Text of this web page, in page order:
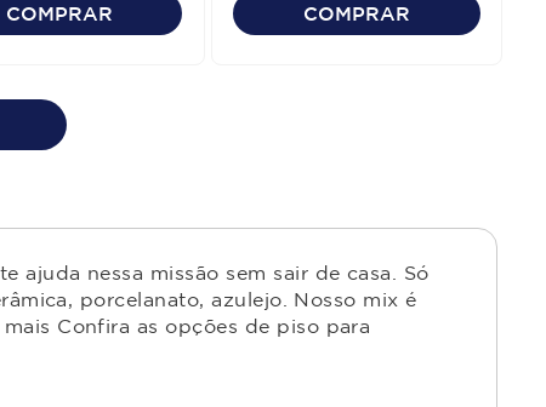
COMPRAR COMPRAR
ajuda nessa missão sem sair de casa. Só
porcelanato, azulejo. Nosso mix é
Confira as opções de piso para